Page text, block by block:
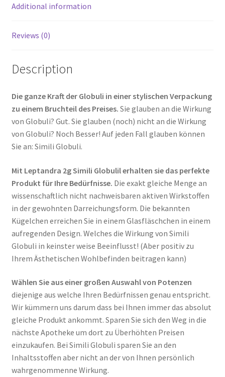
Additional information
Reviews (0)
Description
Die ganze Kraft der Globuli in einer stylischen Verpackung
zu einem Bruchteil des Preises. Sie glauben an die Wirkung
von Globuli? Gut. Sie glauben (noch) nicht an die Wirkung
von Globuli? Noch Besser! Auf jeden Fall glauben können
Sie an: Simili Globuli.
Mit Leptandra 2g Simili Globulil erhalten sie das perfekte
Produkt für Ihre Bedürfnisse. Die exakt gleiche Menge an
wissenschaftlich nicht nachweisbaren aktiven Wirkstoffen
in der gewohnten Darreichungsform. Die bekannten
Kügelchen erreichen Sie in einem Glasfläschchen in einem
aufregenden Design. Welches die Wirkung von Simili
Globuli in keinster weise Beeinflusst! (Aber positiv zu
Ihrem Ästhetischen Wohlbefinden beitragen kann)
Wählen Sie aus einer großen Auswahl von Potenzen
diejenige aus welche Ihren Bedürfnissen genau entspricht.
Wir kümmern uns darum dass bei Ihnen immer das absolut
gleiche Produkt ankommt. Sparen Sie sich den Weg in die
nächste Apotheke um dort zu Überhöhten Preisen
einzukaufen. Bei Simili Globuli sparen Sie an den
Inhaltsstoffen aber nicht an der von Ihnen persönlich
wahrgenommenne Wirkung.